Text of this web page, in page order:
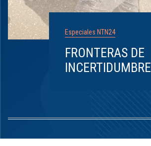
Especiales NTN24
FRONTERAS DE
INCERTIDUMBRE
1